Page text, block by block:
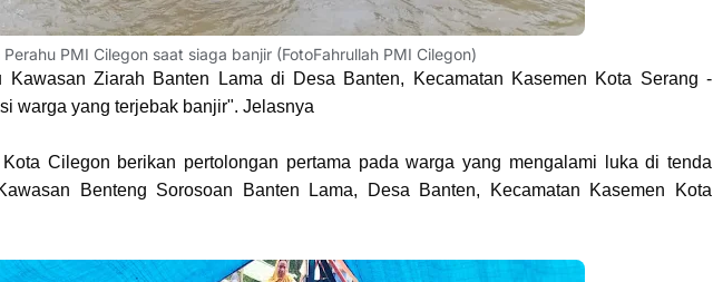
PMI Cilegon saat siaga banjir (FotoFahrullah PMI Cilegon)
Ziarah Banten Lama di Desa Banten, Kecamatan Kasemen Kota Serang -
warga yang terjebak banjir". Jelasnya
Cilegon berikan pertolongan pertama pada warga yang mengalami luka di tenda
Benteng Sorosoan Banten Lama, Desa Banten, Kecamatan Kasemen Kota